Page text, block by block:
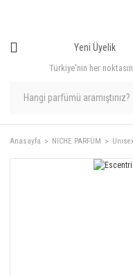
Türkiye'nin her
Yeni Üyelik
Anasayfa NICHE PARFÜM